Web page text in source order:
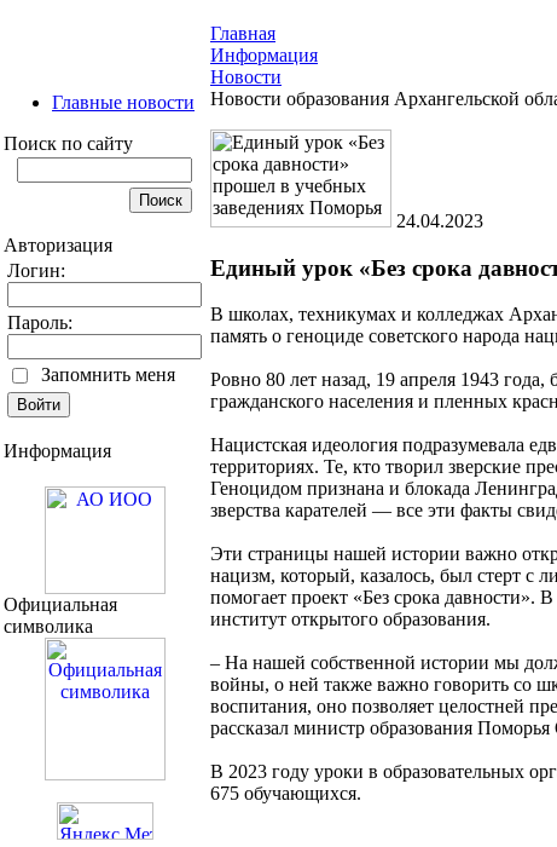
Главные новости
Поиск по сайту
Авторизация
Логин:
Пароль:
Запомнить меня
Информация
Официальная
символика
Главная
Информация
Новости
Новости образования Архангельской
24.04.2023
Единый урок «Без срока
В школах, техникумах и колледжах
память о геноциде советского народа
Ровно 80 лет назад, 19 апреля 1943
гражданского населения и пленных
Нацистская идеология подразумевала
территориях. Те, кто творил зверские
Геноцидом признана и блокада
зверства карателей — все эти факты
Эти страницы нашей истории важно
нацизм, который, казалось, был стерт с
помогает проект «Без срока давности».
институт открытого образования.
– На нашей собственной истории мы
войны, о ней также важно говорить со
воспитания, оно позволяет целостней
рассказал министр образования
В 2023 году уроки в образовательных
675 обучающихся.